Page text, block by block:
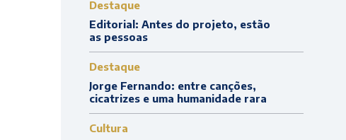
Destaque
Editorial: Antes do projeto, estão
as pessoas
Destaque
Jorge Fernando: entre canções,
cicatrizes e uma humanidade rara
Cultura